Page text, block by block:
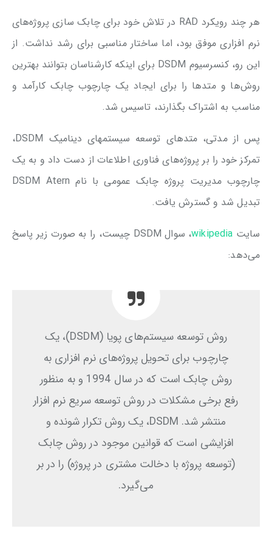
هر چند رویکرد RAD در تلاش خود برای چابک سازی پروژه‌های
نرم افزاری موفق بود، اما ساختار مناسبی برای رشد نداشت. از
این رو، کنسرسیوم DSDM برای اینکه کارشناسان بتوانند بهترین
روش‌ها و متدها را برای ایجاد یک چارچوب چابک کارآمد و
مناسب به اشتراک بگذارند، تاسیس شد.
پس از مدتی، متدهای توسعه سیستمهای دینامیک DSDM،
تمرکز خود را بر پروژه‌های فناوری اطلاعات از دست داد و به یک
چارچوب مدیریت پروژه چابک عمومی با نام DSDM Atern
تبدیل شد و گسترش یافت.
سایت wikipedia
، سوال DSDM چیست، را به صورت زیر پاسخ
می‌دهد:
روش توسعه سیستم‌های پویا (DSDM)، یک
چارچوب برای تحویل پروژه‌های نرم افزاری به
روش چابک است که در سال 1994 و به منظور
رفع برخی مشکلات در روش توسعه سریع نرم افزار
منتشر شد. DSDM، یک روش تکرار شونده و
افزایشی است که قوانین موجود در روش چابک
(توسعه پروژه با دخالت مشتری در پروژه) را در بر
می‌گیرد.